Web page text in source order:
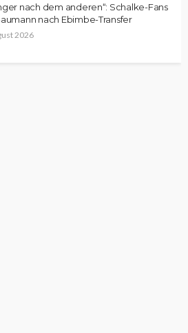
nach dem anderen“: Schalke-Fans
nach Ebimbe-Transfer
2026